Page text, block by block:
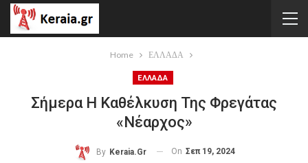
Home ΕΛΛΑΔΑ
ΕΛΛΑΔΑ
Σήμερα Η Καθέλκυση Της Φρεγάτας
«Νέαρχος»
By Keraia.gr On Σεπ 19, 2024